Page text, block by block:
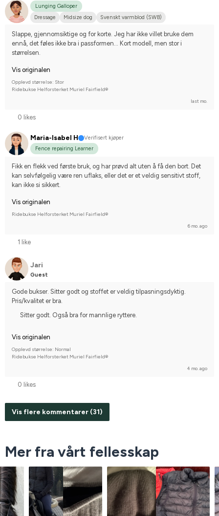
Lunging Galloper
Dressage
Midsize dog Svenskt varmblod (SWB)
Slappe, gjennomsiktige og for korte. Jeg har ikke villet bruke dem
ennå, det føles ikke bra i passformen... Kort modell, men stor i
størrelsen.
Vis originalen
Opplevd størrelse: Stor
Ridebukse Helforsterket Muriel Fairfield®
last mo.
0 likes
Maria-Isabel H
Verifisert kjøper
Fence repairing Learner
Fikk en flekk ved første bruk, og har prøvd alt uten å få den bort. Det
kan selvfølgelig være ren uflaks, eller det er et veldig sensitivt stoff,
kan ikke si sikkert.
Vis originalen
Ridebukse Helforsterket Muriel Fairfield®
6 mo. ago
1 like
Jari
Guest
Gode bukser. Sitter godt og stoffet er veldig tilpasningsdyktig.
Pris/kvalitet er bra.
Sitter godt. Også bra for mannlige ryttere.
Vis originalen
Opplevd størrelse: Normal
Ridebukse Helforsterket Muriel Fairfield®
4 mo. ago
0 likes
Vis flere kommentarer (31)
Mer fra vårt fellesskap